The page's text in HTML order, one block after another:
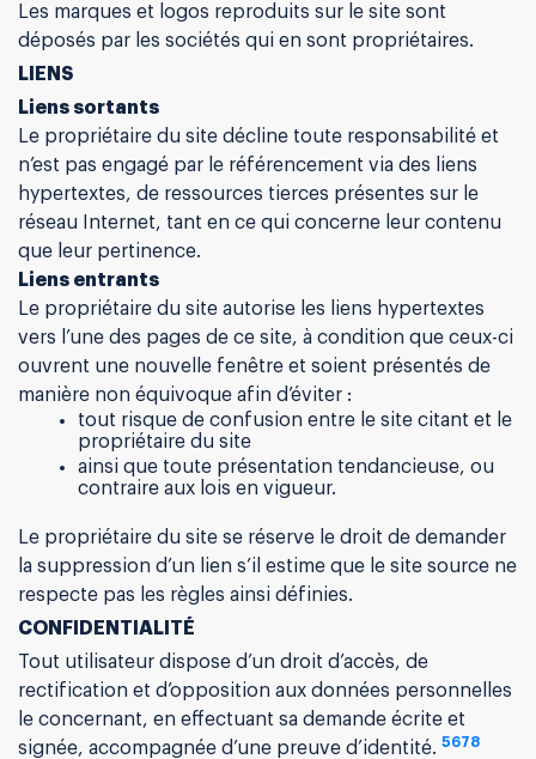
Les marques et logos reproduits sur le site sont
déposés par les sociétés qui en sont propriétaires.
LIENS
Liens sortants
Le propriétaire du site décline toute responsabilité et
n’est pas engagé par le référencement via des liens
hypertextes, de ressources tierces présentes sur le
réseau Internet, tant en ce qui concerne leur contenu
que leur pertinence.
Liens entrants
Le propriétaire du site autorise les liens hypertextes
vers l’une des pages de ce site, à condition que ceux-ci
ouvrent une nouvelle fenêtre et soient présentés de
manière non équivoque afin d’éviter :
tout risque de confusion entre le site citant et le
propriétaire du site
ainsi que toute présentation tendancieuse, ou
contraire aux lois en vigueur.
Le propriétaire du site se réserve le droit de demander
la suppression d’un lien s’il estime que le site source ne
respecte pas les règles ainsi définies.
CONFIDENTIALITÉ
Tout utilisateur dispose d’un droit d’accès, de
rectification et d’opposition aux données personnelles
le concernant, en effectuant sa demande écrite et
signée, accompagnée d’une preuve d’identité. 5678